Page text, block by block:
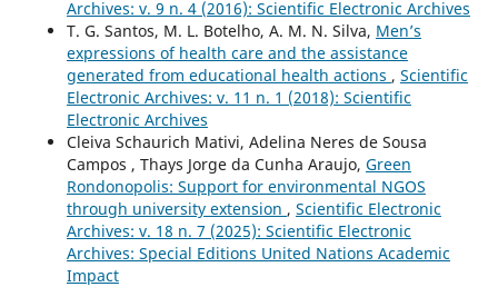
Archives: v. 9 n. 4 (2016): Scientific Electronic Archives
T. G. Santos, M. L. Botelho, A. M. N. Silva, Men’s
expressions of health care and the assistance
generated from educational health actions , Scientific
Electronic Archives: v. 11 n. 1 (2018): Scientific
Electronic Archives
Cleiva Schaurich Mativi, Adelina Neres de Sousa
Campos , Thays Jorge da Cunha Araujo, Green
Rondonopolis: Support for environmental NGOS
through university extension , Scientific Electronic
Archives: v. 18 n. 7 (2025): Scientific Electronic
Archives: Special Editions United Nations Academic
Impact